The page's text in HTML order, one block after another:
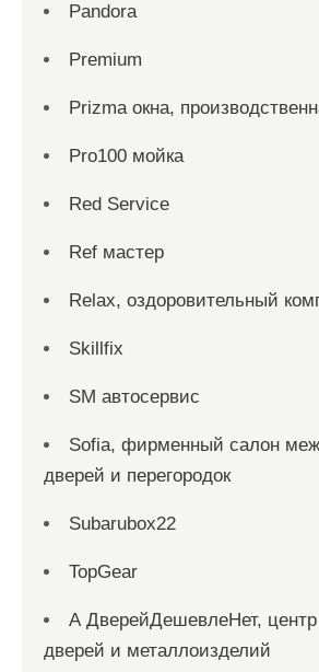
Pandora
Premium
Prizma окна,
Pro100 мойка
Red Service
Ref мастер
Relax, оздоровительный
Skillfix
SM автосервис
Sofia, фирменный салон
дверей и перегородок
Subarubox22
TopGear
А ДверейДешевлеНет, центр
дверей и металлоизделий